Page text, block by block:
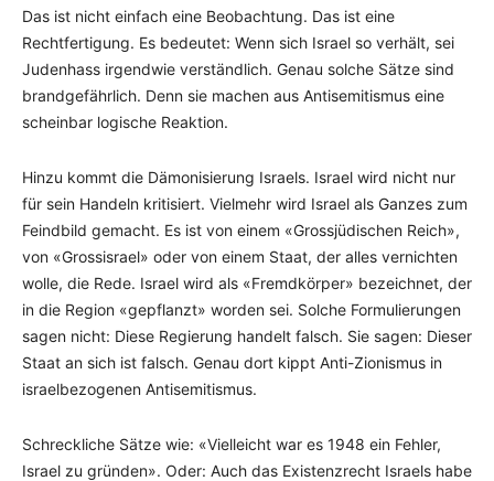
Das ist nicht einfach eine Beobachtung. Das ist eine
Rechtfertigung. Es bedeutet: Wenn sich Israel so verhält, sei
Judenhass irgendwie verständlich. Genau solche Sätze sind
brandgefährlich. Denn sie machen aus Antisemitismus eine
scheinbar logische Reaktion.
Hinzu kommt die Dämonisierung Israels. Israel wird nicht nur
für sein Handeln kritisiert. Vielmehr wird Israel als Ganzes zum
Feindbild gemacht. Es ist von einem «Grossjüdischen Reich»,
von «Grossisrael» oder von einem Staat, der alles vernichten
wolle, die Rede. Israel wird als «Fremdkörper» bezeichnet, der
in die Region «gepflanzt» worden sei. Solche Formulierungen
sagen nicht: Diese Regierung handelt falsch. Sie sagen: Dieser
Staat an sich ist falsch. Genau dort kippt Anti-Zionismus in
israelbezogenen Antisemitismus.
Schreckliche Sätze wie: «Vielleicht war es 1948 ein Fehler,
Israel zu gründen». Oder: Auch das Existenzrecht Israels habe